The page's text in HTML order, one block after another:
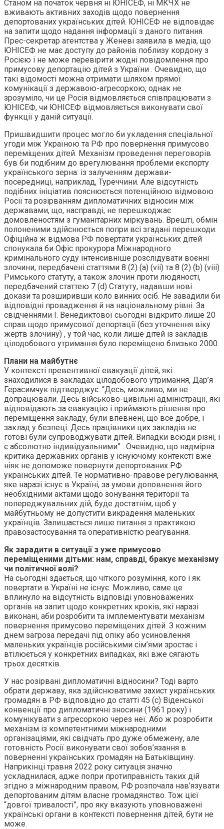
Станом на початок червня ні ЮНІСЕФ, ні МКЧХ не
вживають активних заходів щодо повернення
депортованих українських дітей. ЮНІСЕФ не відповідає
на запити щодо надання інформації з даного питання.
Прес-секретар агентства у Женеві заявила в медіа, що
ЮНІСЕФ не має доступу до районів поблизу кордону з
Росією і не може перевірити жодні повідомлення про
примусову депортацію дітей з України . Очевидно, що
такі відомості можна отримати шляхом прямої
комунікації з державою-агресоркою, однак не
зрозуміло, чи це Росія відмовляється співпрацювати з
ЮНІСЕФ, чи ЮНІСЕФ відмовляється виконувати свої
функції у даній ситуації.
Пришвидшити процес могло би укладення спеціальної
угоди між Україною та РФ про повернення примусово
переміщених дітей. Механізм проведення переговорів
був би подібним до врегулювання проблеми експорту
українського зерна: із залученням держави-
посередниці, наприклад, Туреччини. Але відсутність
подібних ініціатив пояснюється потенційною відмовою
Росії та розірванням дипломатичних відносин між
державами, що, насправді, не перешкоджає
домовленостям з гуманітарних міркувань. Врешті, обмін
полоненими здійснюється попри всі згадані перешкоди.
Офіційна ж відмова РФ повертати українських дітей
спонукала би Офіс прокурора Міжнародного
кримінального суду інтенсивніше розслідувати воєнні
злочини, передбачені статтями 8 (2) (a) (vii) та 8 (2) (b) (viii)
Римського статуту, а також злочин проти людяності,
передбачений статтею 7 (d) Статуту, надавши нові
докази та розширивши коло винних осіб. Не завадили би
відповідні провадження й на національному рівні. За
свідченнями І. Венедиктової сьогодні відкрито лише 20
справ щодо примусової депортації (без уточнення віку
жертв злочину) , у той час, коли лише дітей із закладів
цілодобового утримання було переміщено близько 2000.
Плани на майбутнє
У контексті превентивної евакуації дітей, які
знаходилися в закладах цілодобового утримання, Дар’я
Герасимчук підтверджує: “Десь, можливо, ми не
допрацювали. Десь військово-цивільні адміністрації, які
відповідають за евакуацію і приймають рішення про
переміщення закладу, були впевнені, що все добре, і
заклад у безпеці. Десь працівники цих закладів не
готові були супроводжувати дітей. Випадки всюди різні, і
є абсолютно індивідуальними” . Очевидно, що надмірна
критика державних органів у існуючому контексті вже
ніяк не допоможе повернути депортованих РФ
українських дітей. Те нормативно-правове регулювання,
яке наразі існує в Україні, за умови доповнення його
необхідними актами щодо зонування території та
попереджувальних дій, буде достатнім, щоб у
майбутньому не допустити викрадення маленьких
українців. Залишається лише питання з практикою
правозастосування та оперативністю реагування.
Як зарадити в ситуації з уже примусово
переміщеними дітьми: нам, справді, бракує механізму
чи політичної волі?
На сьогодні здається, що чіткого розуміння, кого і як
повертати в Україні не існує. Можливо, саме це
вплинуло на відсутність відповіді уповноважених
органів на запит щодо конкретних кроків, які наразі
виконані, аби розробити та імплементувати механізм
повернення примусово переміщених дітей. З кожним
днем загроза передачі під опіку або усиновлення
маленьких українців російськими сім’ями зростає і
втілюється у конкретних випадках, які вже сягають
трьох десятків.
У нас розірвані дипломатичні відносини? Тоді варто
обрати державу, яка здійснюватиме захист українських
громадян в РФ відповідно до статті 45 (с) Віденської
конвенції про дипломатичні зносини (1961 року) і
комунікувати з агресоркою через неї. Або ж розробити
механізм із компетентними міжнародними
організаціями, які свідчать про дуже обмежену, але
готовність Росії виконувати свої зобов’язання в
поверненні українських громадян на Батьківщину.
Наприкінці травня 2022 року ситуація значно
ускладнилася, адже попри протиправність таких дій
згідно з міжнародним правом, РФ розпочала нав’язувати
депортованим дітям власне громадянство. Тож цієї
“довгої тривалості”, про яку вказують уповноважені
українські органи в контексті повернення дітей, бути не
може.